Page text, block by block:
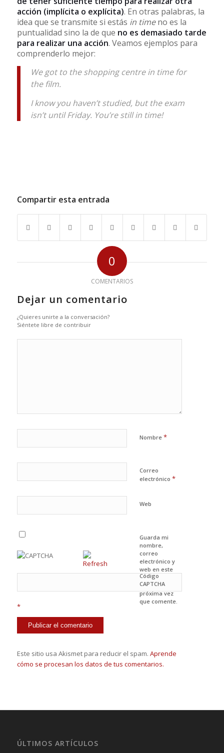
acción (implícita o explícita). En otras palabras, la
idea que se transmite si estás in timeno es la
puntualidad sino la de que no es demasiado tarde
para realizar una acción. Veamos ejemplos para
comprenderlo mejor:
We got to the shopping centre in time for
the film.
I know you haven’t studied, but the exam
isn’t until Friday. You’re still in time!
Compartir esta entrada
0
COMENTARIOS
Dejar un comentario
¿Quieres unirte a la conversación?
Siéntete libre de contribuir
Nombre *
Correo
electrónico *
Web
Guarda mi
nombre,
correo
electrónico y
web en este
navegador
para la
próxima vez
que comente.
Código
CAPTCHA
*
Este sitio usa Akismet para reducir el spam. Aprende
cómo se procesan los datos de tus comentarios.
ÚLTIMOS ARTÍCULOS